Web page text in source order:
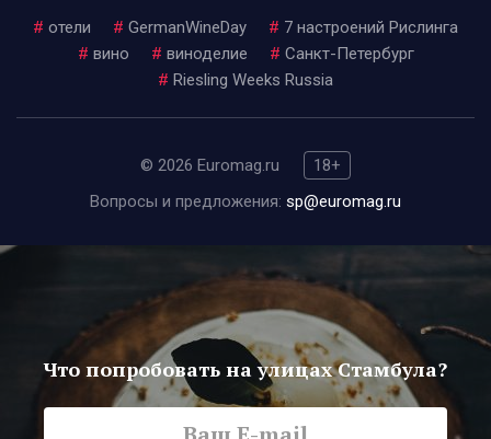
# отели # GermanWineDay # 7 настроений Рислинга
# вино # виноделие # Санкт-Петербург
# Riesling Weeks Russia
© 2026 Euromag.ru
18+
Вопросы и предложения: sp@euromag.ru
Что попробовать на улицах Стамбула?